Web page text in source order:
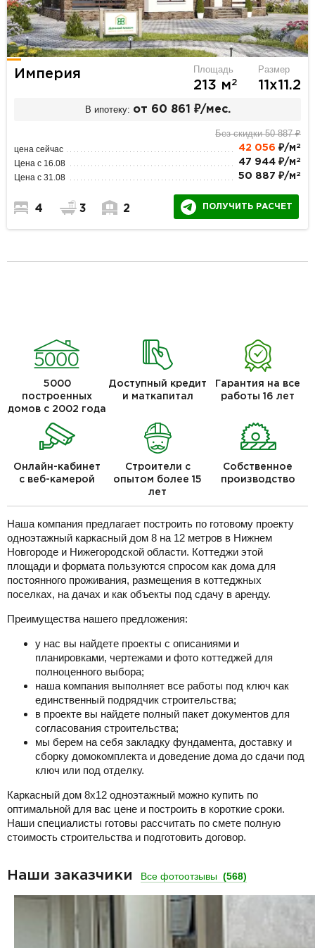
Империя Площадь
213 м2
Размер
11х11.2
В ипотеку: от 60 861 ₽/мес.
Без скидки 50 887 ₽
цена сейчас 42 056 ₽/м 2
Цена с 16.08 47 944 ₽/м 2
Цена с 31.08 50 887 ₽/м 2
4 3 2 ПОЛУЧИТЬ РАСЧЕТ
5000
построенных
домов с 2002 года
Доступный кредит
и маткапитал
Гарантия на все
работы 16 лет
Онлайн-кабинет
с веб-камерой
Строители с
опытом более 15
лет
Собственное
производство
Наша компания предлагает построить по готовому проекту
одноэтажный каркасный дом 8 на 12 метров в Нижнем
Новгороде и Нижегородской области. Коттеджи этой
площади и формата пользуются спросом как дома для
постоянного проживания, размещения в коттеджных
поселках, на дачах и как объекты под сдачу в аренду.
Преимущества нашего предложения:
у нас вы найдете проекты с описаниями и
планировками, чертежами и фото коттеджей для
полноценного выбора;
наша компания выполняет все работы под ключ как
единственный подрядчик строительства;
в проекте вы найдете полный пакет документов для
согласования строительства;
мы берем на себя закладку фундамента, доставку и
сборку домокомплекта и доведение дома до сдачи под
ключ или под отделку.
Каркасный дом 8х12 одноэтажный можно купить по
оптимальной для вас цене и построить в короткие сроки.
Наши специалисты готовы рассчитать по смете полную
стоимость строительства и подготовить договор.
Наши заказчики Все фотоотзывы (568)